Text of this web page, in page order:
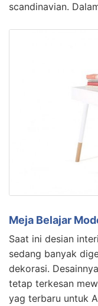
scandinavian.
Meja Belajar
Saat ini desian
sedang banyak
dekorasi.
tetap terkesan
yag terbaru untuk